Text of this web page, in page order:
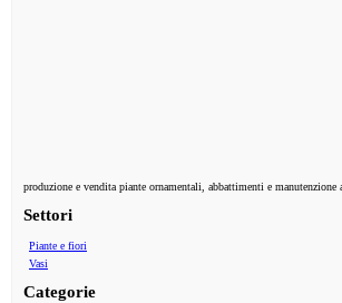
produzione e vendita piante ornamentali, abbattimenti e
Settori
Piante e fiori
Vasi
Categorie